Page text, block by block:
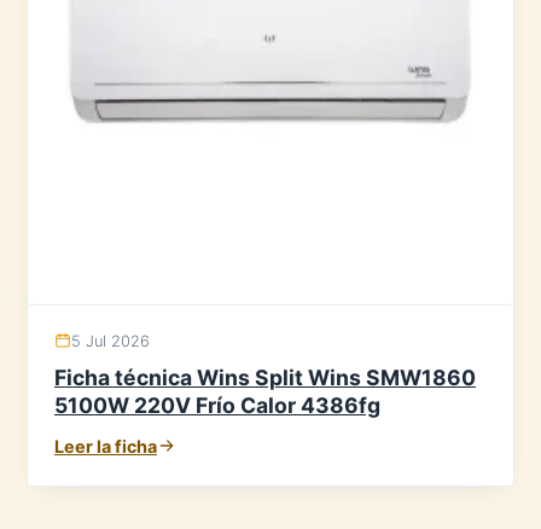
5 Jul 2026
Ficha técnica Wins Split Wins SMW1860
5100W 220V Frío Calor 4386fg
Leer la ficha